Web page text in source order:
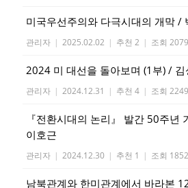
미국우선주의와 다극시대의 개막 /
관리자 | 2025.02.02 | 추천 2 | 조회 2079
2024 미 대선을 돌아보며 (1부) / 김
관리자 | 2024.12.31 | 추천 4 | 조회 2249
『전환시대의 논리』 발간 50주년
이호근
관리자 | 2024.12.30 | 추천 1 | 조회 1852
남북관계와 한미관계에서 바라본